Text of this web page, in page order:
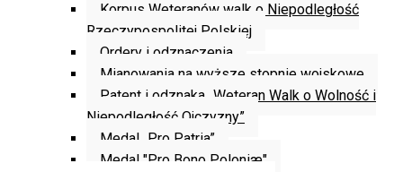
Korpus Weteranów walk o Niepodległość
Rzeczypospolitej Polskiej
Ordery i odznaczenia
Mianowania na wyższe stopnie wojskowe
Patent i odznaka „Weteran Walk o Wolność i
Niepodległość Ojczyzny”
Medal „Pro Patria”
Medal "Pro Bono Poloniæ"